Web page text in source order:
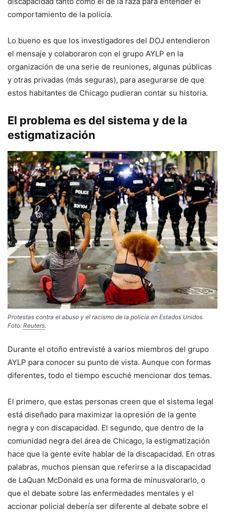
comportamiento de la policía.
Lo bueno es que los investigadores del DOJ entendieron
el mensaje y colaboraron con el grupo AYLP en la
organización de una serie de reuniones, algunas públicas
y otras privadas (más seguras), para asegurarse de que
estos habitantes de Chicago pudieran contar su historia.
El problema es del sistema y de la
estigmatización
Protestas contra el abuso y el racismo de la policía en Estados Unidos.
Foto: Reuters.
Durante el otoño entrevisté a varios miembros del grupo
AYLP para conocer su punto de vista. Aunque con formas
diferentes, todo el tiempo escuché mencionar dos temas.
El primero, que estas personas creen que el sistema legal
está diseñado para maximizar la opresión de la gente
negra y con discapacidad. El segundo, que dentro de la
comunidad negra del área de Chicago, la estigmatización
hace que la gente evite hablar de la discapacidad. En otras
palabras, muchos piensan que referirse a la discapacidad
de LaQuan McDonald es una forma de minusvalorarlo, o
que el debate sobre las enfermedades mentales y el
accionar policial debería ser diferente al debate sobre el